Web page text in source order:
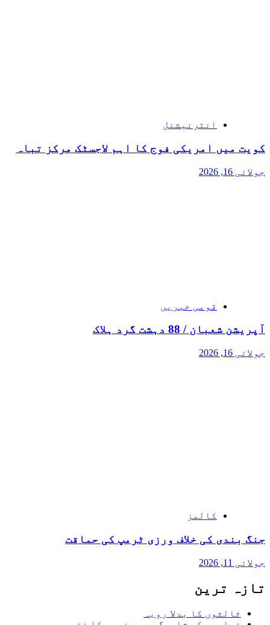
انٹرنیشنل
کویت میں امریکی فوج کا اہم لاجسٹک مرکز تباہ
جولائی 16, 2026
قومی خبریں
آپریشن شعبان / 88 دہشت گرد ہلاک
جولائی 16, 2026
کالمز
جنگ بندی کی خلاف ورزی ٹرمپ کی حماقت
جولائی 11, 2026
تازہ ترین
ثالثوں کا بدلا رویہ